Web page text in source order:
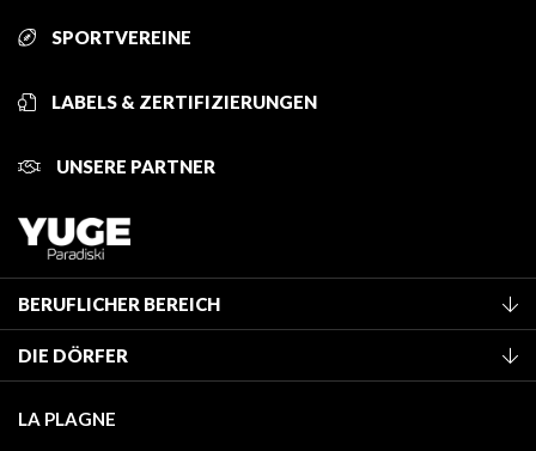
SPORTVEREINE
LABELS & ZERTIFIZIERUNGEN
UNSERE PARTNER
BERUFLICHER BEREICH
Mitglied des Fremdenverkehrsamtes werden
Klassifizierung von Möbeln
Kurtaxe
DIE DÖRFER
Montchavin - Les Coches
LA PLAGNE